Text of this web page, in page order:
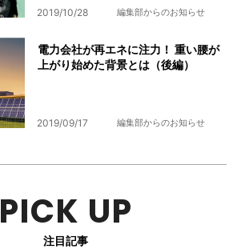
2019/10/28 編集部からのお知らせ
電力会社が再エネに注力！ 重い腰が
上がり始めた背景とは（後編）
2019/09/17 編集部からのお知らせ
PICK UP
注目記事